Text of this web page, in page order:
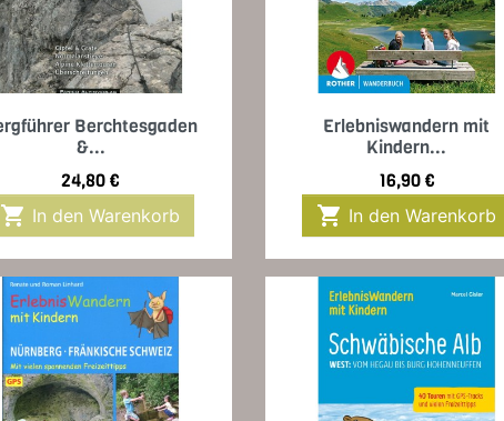
Vorschau
Berchtesgaden
&...
Preis
24,80 €
 In den Warenkorb
Vorschau
Erlebniswandern mit
Kindern...
Preis
16,90 €
 In den Warenkorb